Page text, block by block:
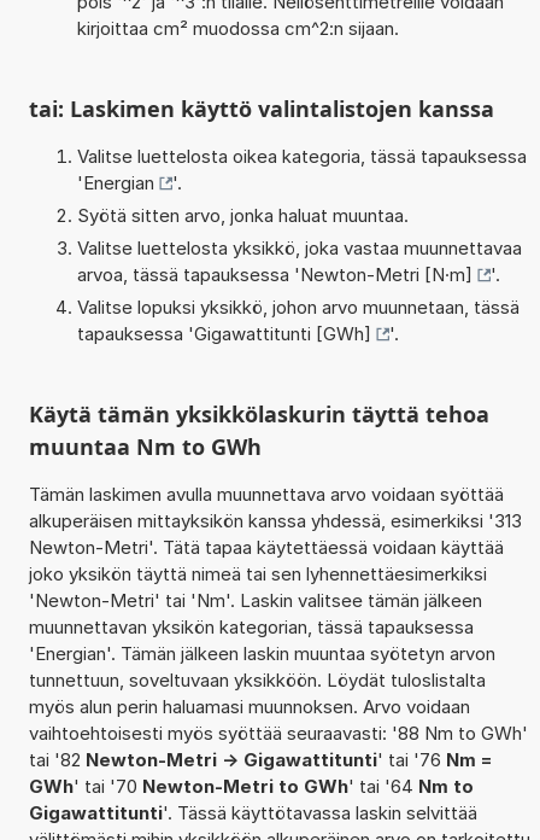
kirjoittaa cm² muodossa cm^2:n sijaan.
tai: Laskimen käyttö valintalistojen kanssa
Valitse luettelosta oikea kategoria, tässä tapauksessa
'Energian
'.
Syötä sitten arvo, jonka haluat muuntaa.
Valitse luettelosta yksikkö, joka vastaa muunnettavaa
arvoa, tässä tapauksessa 'Newton-Metri [N·m]
'.
Valitse lopuksi yksikkö, johon arvo muunnetaan, tässä
tapauksessa 'Gigawattitunti [GWh] '.
Käytä tämän yksikkölaskurin täyttä tehoa
muuntaa Nm to GWh
Tämän laskimen avulla muunnettava arvo voidaan syöttää
alkuperäisen mittayksikön kanssa yhdessä, esimerkiksi '313
Newton-Metri'. Tätä tapaa käytettäessä voidaan käyttää
joko yksikön täyttä nimeä tai sen lyhennettäesimerkiksi
'Newton-Metri' tai 'Nm'. Laskin valitsee tämän jälkeen
muunnettavan yksikön kategorian, tässä tapauksessa
'Energian'. Tämän jälkeen laskin muuntaa syötetyn arvon
tunnettuun, soveltuvaan yksikköön. Löydät tuloslistalta
myös alun perin haluamasi muunnoksen. Arvo voidaan
vaihtoehtoisesti myös syöttää seuraavasti: '88 Nm to GWh'
tai '82 Newton-Metri -> Gigawattitunti' tai '76 Nm =
GWh' tai '70 Newton-Metri to GWh' tai '64 Nm to
Gigawattitunti'. Tässä käyttötavassa laskin selvittää